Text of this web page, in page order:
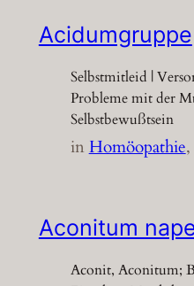
Acidumgruppe
Selbstmitleid |
Probleme mit der
Selbstbewußtsein
inHomöopathie,
Aconitum
Aconit, Aconitum;